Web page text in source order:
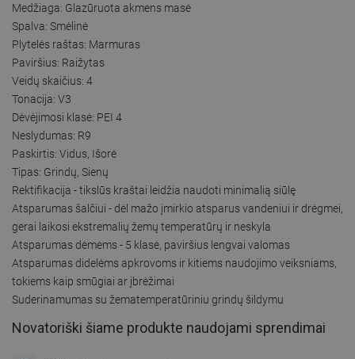
Medžiaga: Glazūruota akmens masė
Spalva: Smėlinė
Plytelės raštas: Marmuras
Paviršius: Raižytas
Veidų skaičius: 4
Tonacija: V3
Dėvėjimosi klasė: PEI 4
Neslydumas: R9
Paskirtis: Vidus, Išorė
Tipas: Grindų, Sienų
Rektifikacija - tikslūs kraštai leidžia naudoti minimalią siūlę
Atsparumas šalčiui - dėl mažo įmirkio atsparus vandeniui ir drėgmei,
gerai laikosi ekstremalių žemų temperatūrų ir neskyla
Atsparumas dėmėms - 5 klasė, paviršius lengvai valomas
Atsparumas didelėms apkrovoms ir kitiems naudojimo veiksniams,
tokiems kaip smūgiai ar įbrėžimai
Suderinamumas su žematemperatūriniu grindų šildymu
Novatoriški šiame produkte naudojami sprendimai